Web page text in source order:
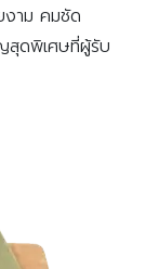
าม คมชัด
สุดพิเศษที่ผู้รับ